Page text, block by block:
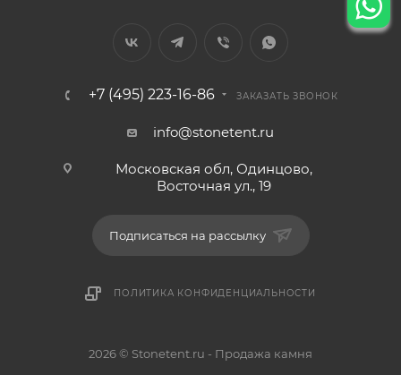
+7 (495) 223-16-86 ЗАКАЗАТЬ ЗВОНОК
info@stonetent.ru
Московская обл, Одинцово,
Восточная ул., 19
Подписаться на рассылку
ПОЛИТИКА КОНФИДЕНЦИАЛЬНОСТИ
2026 © Stonetent.ru - Продажа камня